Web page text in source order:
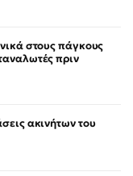
στους πάγκους
πριν
ακινήτων του